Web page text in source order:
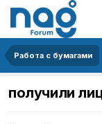
Работа с бумагами
получили